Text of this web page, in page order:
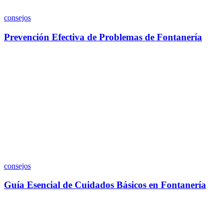
consejos
Prevención Efectiva de Problemas de Fontanería
consejos
Guía Esencial de Cuidados Básicos en Fontanería